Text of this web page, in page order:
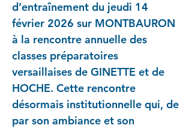
d’entraînement du jeudi 14
février 2026 sur MONTBAURON
à la rencontre annuelle des
classes préparatoires
versaillaises de GINETTE et de
HOCHE. Cette rencontre
désormais institutionnelle qui, de
par son ambiance et son